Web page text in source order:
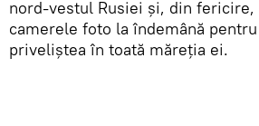
nord-vestul Rusiei și, din
camerele foto la îndemână
priveliştea în toată măreția ei.